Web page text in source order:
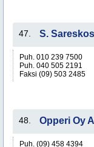
47. S.
Puh. 010 239 7500
Puh. 040 505 2191
Faksi (09) 503 2485
48. Opperi Oy
Puh. (09) 458 4394